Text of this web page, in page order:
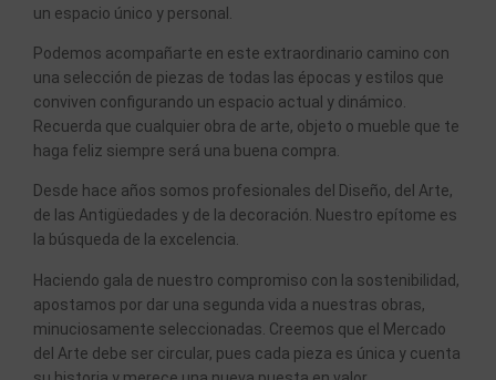
un espacio único y personal.
Podemos acompañarte en este extraordinario camino con
una selección de piezas de todas las épocas y estilos que
conviven configurando un espacio actual y dinámico.
Recuerda que cualquier obra de arte, objeto o mueble que te
haga feliz siempre será una buena compra.
Desde hace años somos profesionales del Diseño, del Arte,
de las Antigüedades y de la decoración. Nuestro epítome es
la búsqueda de la excelencia.
Haciendo gala de nuestro compromiso con la sostenibilidad,
apostamos por dar una segunda vida a nuestras obras,
minuciosamente seleccionadas. Creemos que el Mercado
del Arte debe ser circular, pues cada pieza es única y cuenta